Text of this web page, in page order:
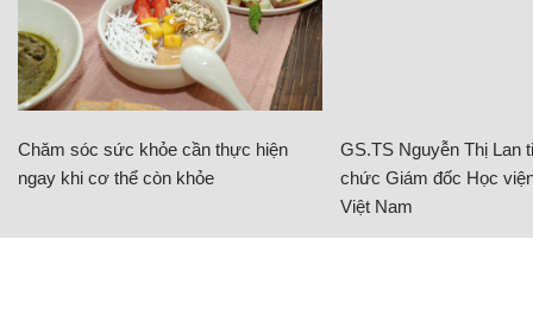
Chăm sóc sức khỏe cần thực hiện
ngay khi cơ thể còn khỏe
GS.TS Nguyễn Thị Lan
chức Giám đốc Học
Việt Nam